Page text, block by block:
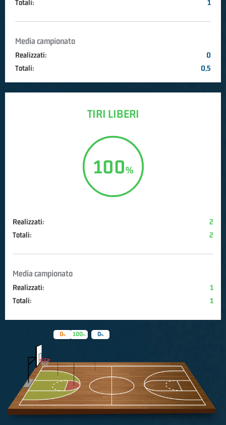
Totali: 1
Media campionato
Realizzati:
0
Totali:
0,5
TIRI LIBERI
100
Realizzati:
2
Totali:
2
Media campionato
Realizzati:
1
Totali:
1
100
0 0